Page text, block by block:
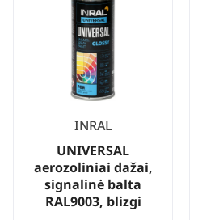
INRAL
UNIVERSAL
aerozoliniai dažai,
signalinė balta
RAL9003, blizgi